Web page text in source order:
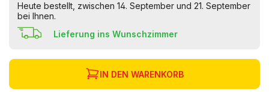
Heute bestellt, zwischen 14. September und 21. September
bei Ihnen.
Lieferung ins Wunschzimmer
IN DEN WARENKORB